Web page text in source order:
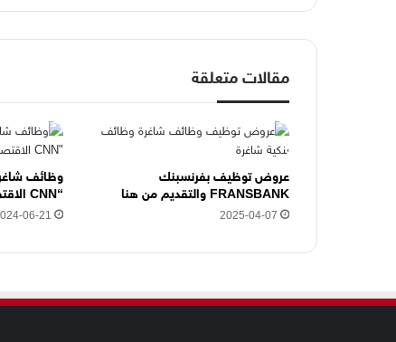
إ
ك
ت
و
ن
ي
ه
ن
مقالات متعلقة
عروض توظيف بفرنسبنك
FRANSBANK والتقديم من هنا
2025-04-07
وظائف
“CNN الاقتصادية” بدبي
06-21